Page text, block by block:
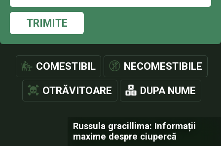
TRIMITE
COMESTIBIL NECOMESTIBILE
OTRĂVITOARE DUPA NUME
Russula gracillima: Informații
maxime despre ciupercă